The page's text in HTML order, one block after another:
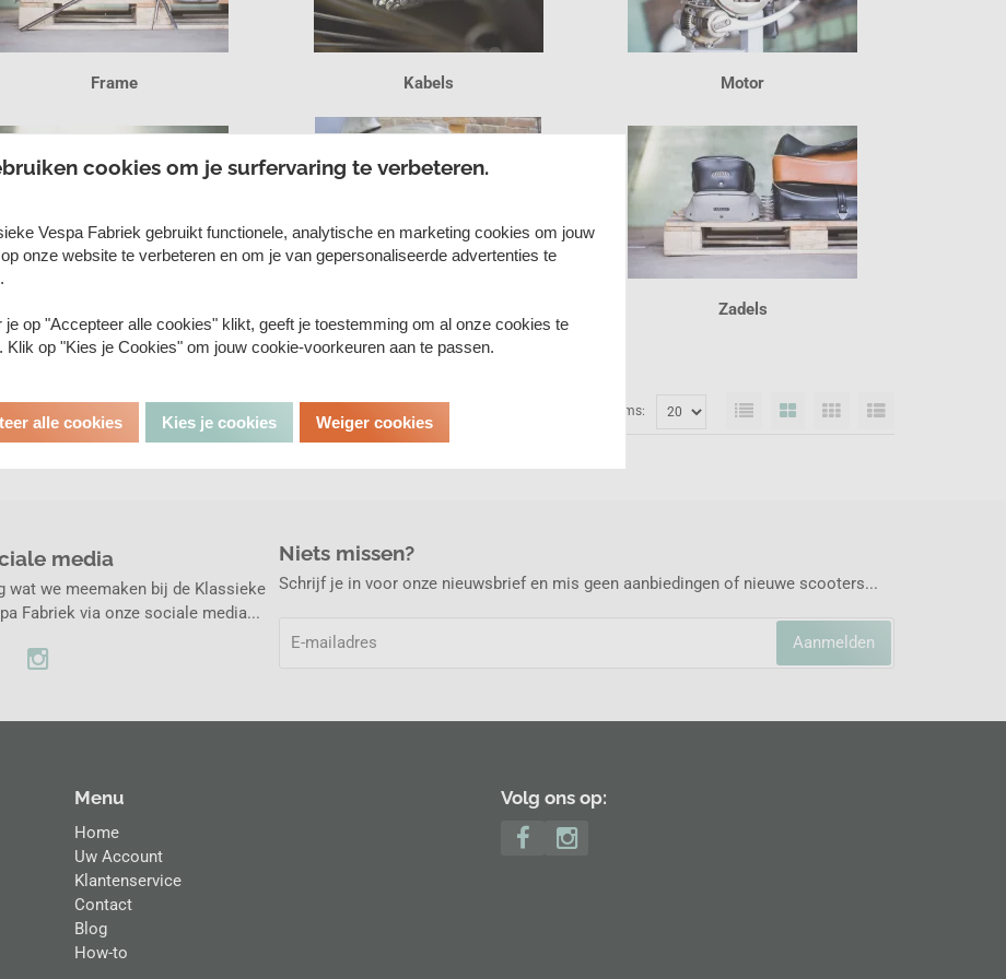
Frame Kabels Motor
Zadels
items:
media
wat we meemaken bij de Klassieke
Fabriek via onze sociale media...
Niets missen?
Schrijf je in voor onze nieuwsbrief en mis geen aanbiedingen of nieuwe scooters...
Aanmelden
Menu
Home
Uw Account
Klantenservice
Contact
Blog
How-to
Volg ons op:
cookies om je surfervaring te verbeteren.
Vespa Fabriek gebruikt functionele, analytische en marketing cookies om jouw
onze website te verbeteren en om je van gepersonaliseerde advertenties te
je op "Accepteer alle cookies" klikt, geeft je toestemming om al onze cookies te
Klik op "Kies je Cookies" om jouw cookie-voorkeuren aan te passen.
alle cookies Kies je cookies Weiger cookies